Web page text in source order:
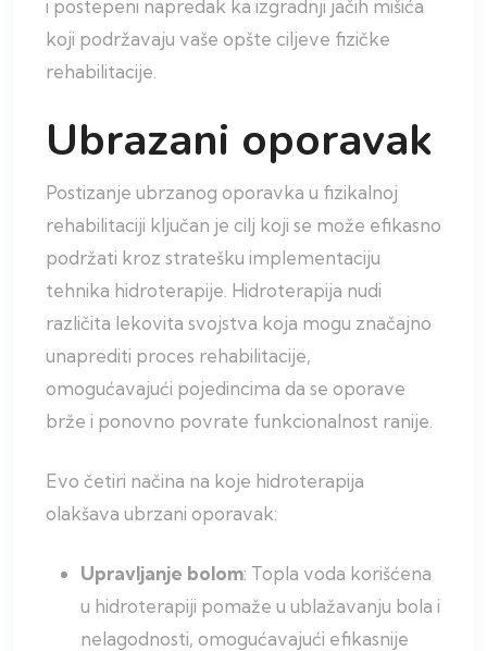
i postepeni napredak ka izgradnji jačih mišića
koji podržavaju vaše opšte ciljeve fizičke
rehabilitacije.
Ubrazani oporavak
Postizanje ubrzanog oporavka u fizikalnoj
rehabilitaciji ključan je cilj koji se može efikasno
podržati kroz stratešku implementaciju
tehnika hidroterapije. Hidroterapija nudi
različita lekovita svojstva koja mogu značajno
unaprediti proces rehabilitacije,
omogućavajući pojedincima da se oporave
brže i ponovno povrate funkcionalnost ranije.
Evo četiri načina na koje hidroterapija
olakšava ubrzani oporavak:
Upravljanje bolom: Topla voda korišćena
u hidroterapiji pomaže u ublažavanju bola i
nelagodnosti, omogućavajući efikasnije